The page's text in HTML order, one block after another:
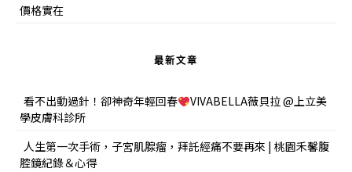
價格實在
最新文章
看不出動過針！卻神奇年輕回春
VIVABELLA薇貝拉 @上立美
學皮膚科診所
人生第一次手術，子宮肌腺瘤，拜託經痛不要再來 | 桃園禾馨腹
腔鏡紀錄＆心得